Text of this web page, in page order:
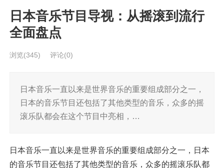
日本音乐节目导视：从摇滚到流行
全面盘点
浏览(345) 评论(0)
日本音乐一直以来是世界音乐的重要组成部分之一，
日本的音乐节目还包括了其他类型的音乐，众多的摇
滚乐队都会在这个节目中亮相，…
日本音乐一直以来是世界音乐的重要组成部分之一，日本
的音乐节目还包括了其他类型的音乐，众多的摇滚乐队都